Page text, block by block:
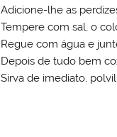
Adicione-lhe as
Tempere com sal, o
Regue com água e
Depois de tudo bem
Sirva de imediato,